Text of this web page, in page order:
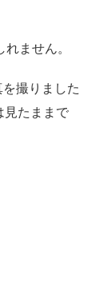
ません。
撮りました
見たままで